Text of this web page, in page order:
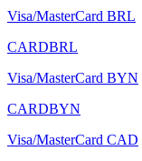
Visa/MasterCard BRL
CARDBRL
Visa/MasterCard BYN
CARDBYN
Visa/MasterCard CAD